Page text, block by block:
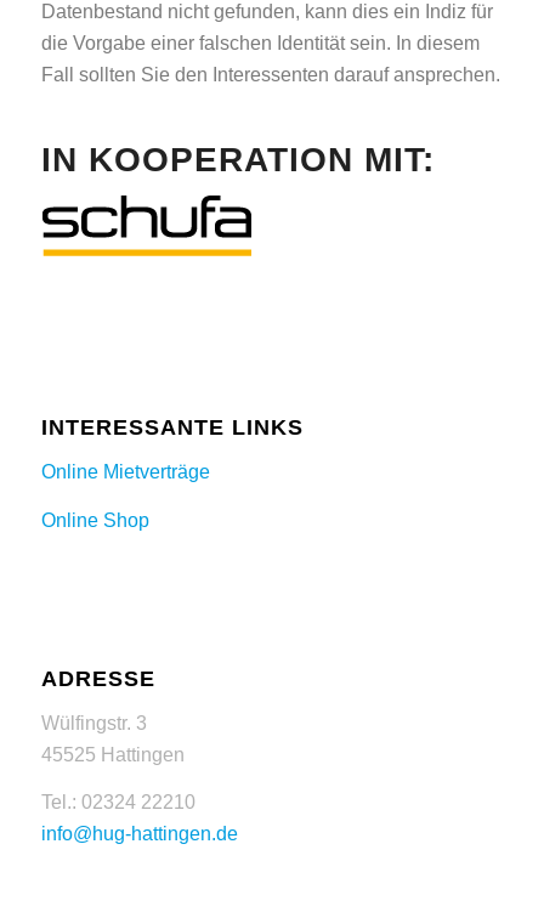
Datenbestand nicht gefunden, kann dies ein Indiz für
die Vorgabe einer falschen Identität sein. In diesem
Fall sollten Sie den Interessenten darauf ansprechen.
IN KOOPERATION MIT:
INTERESSANTE LINKS
Online Mietverträge
Online Shop
ADRESSE
Wülfingstr. 3
45525 Hattingen
Tel.: 02324 22210
info@hug-hattingen.de